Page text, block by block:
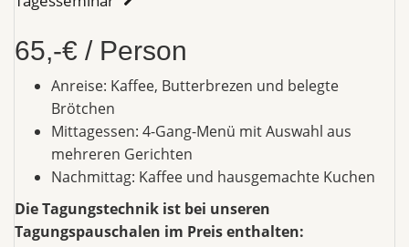
65,-€ / Person
Anreise: Kaffee, Butterbrezen und belegte
Brötchen
Mittagessen: 4-Gang-Menü mit Auswahl aus
mehreren Gerichten
Nachmittag: Kaffee und hausgemachte Kuchen
Die Tagungstechnik ist bei unseren
Tagungspauschalen im Preis enthalten: